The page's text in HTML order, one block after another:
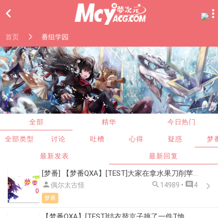

首页 番组学园
全部 精华
今日热门
全部类型
讨论 吐槽 心得 疑惑
梦
最新发表
最新回复
[梦番] 【梦番QXA】[TEST]大家在拿水果刀削苹果的时候，千夏有没有被割伤手指？
偶尔太古怪  14989 •  4
梦番